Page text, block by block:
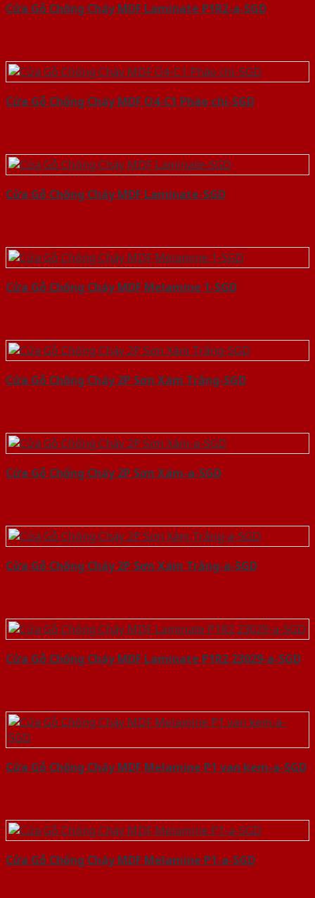
Cửa Gỗ Chống Cháy MDF Laminate P1R2-a-SGD
Cửa Gỗ Chống Cháy MDF O4-C1 Phào chi-SGD
Cửa Gỗ Chống Cháy MDF Laminate-SGD
Cửa Gỗ Chống Cháy MDF Melamine 1-SGD
Cửa Gỗ Chống Cháy 2P Sơn Xám Trắng-SGD
Cửa Gỗ Chống Cháy 2P Sơn Xám-a-SGD
Cửa Gỗ Chống Cháy 2P Sơn Xám Trắng-a-SGD
Cửa Gỗ Chống Cháy MDF Laminate P1R2 23029-a-SGD
Cửa Gỗ Chống Cháy MDF Melamine P1 van kem-a-SGD
Cửa Gỗ Chống Cháy MDF Melamine P1-a-SGD